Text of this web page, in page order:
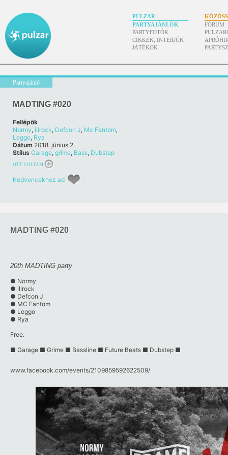
PULZAR
PARTYAJÁNLÓK
PARTYFOTÓK
CIKKEK, INTERJÚK
JÁTÉKOK
FÓRUM
Partyajánló
MADTING #020
Fellépők
Normy, illrock, Defcon J, Mc Fantom,
Leggo, Rya
Dátum 2018. június 2.
Stílus Garage, grime, Bass, Dubstep
OTT VOLTAM
Kedvencekhez ad
MADTING #020
20th MADTING party
● Normy
● illrock
● Defcon J
● MC Fantom
● Leggo
● Rya
Free.
■ Garage ■ Grime ■ Bassline ■ Future Beats ■ Dubstep ■
www.facebook.com/​events/​2109859592622509/​